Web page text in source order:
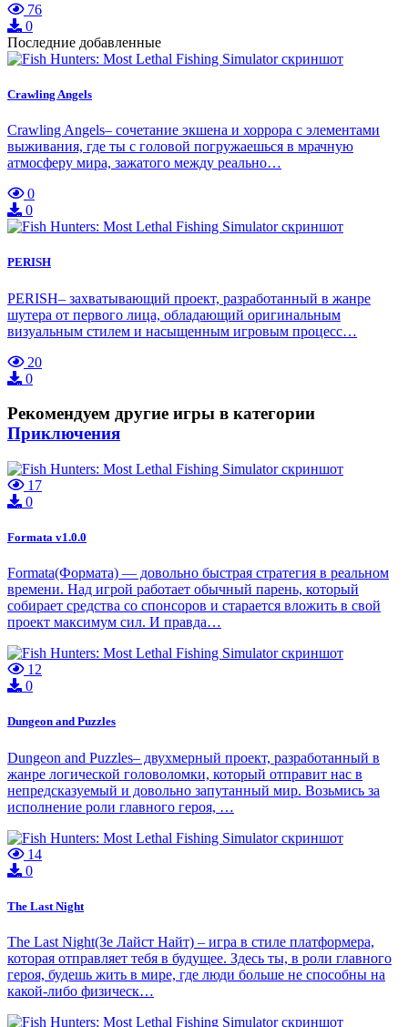
76
0
Последние добавленные
Crawling Angels
Crawling Angels– сочетание экшена и хоррора с элементами
выживания, где ты с головой погружаешься в мрачную
атмосферу мира, зажатого между реально…
0
0
PERISH
PERISH– захватывающий проект, разработанный в жанре
шутера от первого лица, обладающий оригинальным
визуальным стилем и насыщенным игровым процесс…
20
0
Рекомендуем другие игры в категории
Приключения
17
0
Formata v1.0.0
Formata(Формата) — довольно быстрая стратегия в реальном
времени. Над игрой работает обычный парень, который
собирает средства со спонсоров и старается вложить в свой
проект максимум сил. И правда…
12
0
Dungeon and Puzzles
Dungeon and Puzzles– двухмерный проект, разработанный в
жанре логической головоломки, который отправит нас в
непредсказуемый и довольно запутанный мир. Возьмись за
исполнение роли главного героя, …
14
0
The Last Night
The Last Night(Зе Лайст Найт) – игра в стиле платформера,
которая отправляет тебя в будущее. Здесь ты, в роли главного
героя, будешь жить в мире, где люди больше не способны на
какой-либо физическ…